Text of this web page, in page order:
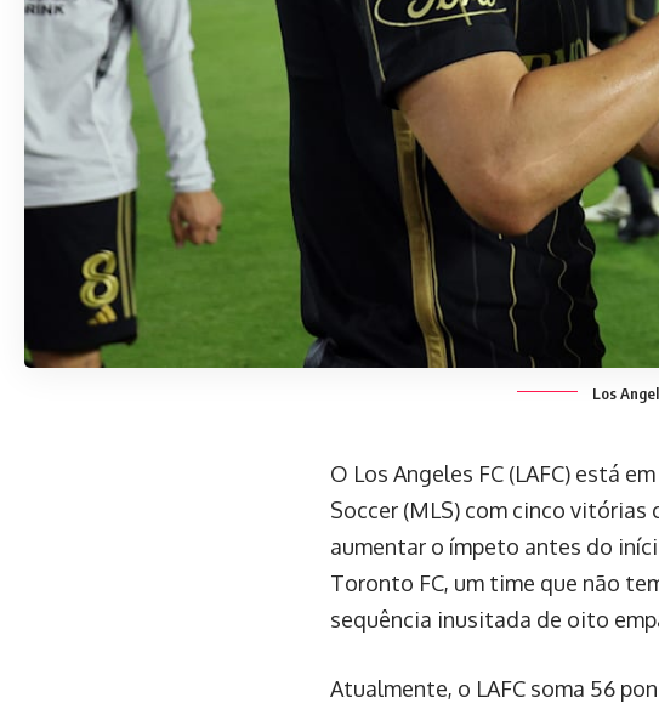
Los
O Los Angeles FC (LAFC) está
Soccer (MLS) com cinco vitórias
aumentar o ímpeto antes do
Toronto FC, um time que não
sequência inusitada de oito
Atualmente, o LAFC soma 56